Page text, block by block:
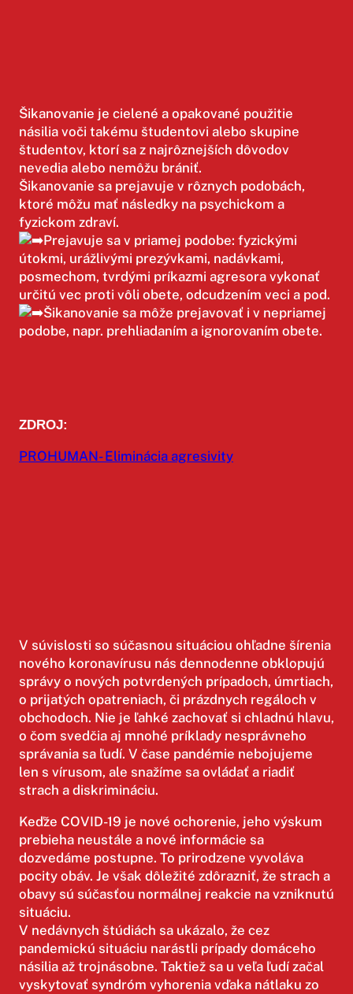
Šikanovanie je cielené a opakované použitie
násilia voči takému študentovi alebo skupine
študentov, ktorí sa z najrôznejších dôvodov
nevedia alebo nemôžu brániť.⁣
Šikanovanie sa prejavuje v rôznych podobách,
ktoré môžu mať následky na psychickom a
fyzickom zdraví.
Prejavuje sa v priamej podobe: fyzickými
útokmi, urážlivými prezývkami, nadávkami,
posmechom, tvrdými príkazmi agresora vykonať
určitú vec proti vôli obete, odcudzením veci a pod.
Šikanovanie sa môže prejavovať i v nepriamej
podobe, napr. prehliadaním a ignorovaním obete.
ZDROJ:
PROHUMAN- Eliminácia agresivity
V súvislosti so súčasnou situáciou ohľadne šírenia
nového koronavírusu nás dennodenne obklopujú
správy o nových potvrdených prípadoch, úmrtiach,
o prijatých opatreniach, či prázdnych regáloch v
obchodoch. Nie je ľahké zachovať si chladnú hlavu,
o čom svedčia aj mnohé príklady nesprávneho
správania sa ľudí. V čase pandémie nebojujeme
len s vírusom, ale snažíme sa ovládať a riadiť
strach a diskrimináciu.⁣
Keďže COVID-19 je nové ochorenie, jeho výskum
prebieha neustále a nové informácie sa
dozvedáme postupne. To prirodzene vyvoláva
pocity obáv. Je však dôležité zdôrazniť, že strach a
obavy sú súčasťou normálnej reakcie na vzniknutú
situáciu.⁣
V nedávnych štúdiách sa ukázalo, že cez
pandemickú situáciu narástli prípady domáceho
násilia až trojnásobne. Taktiež sa u veľa ľudí začal
vyskytovať syndróm vyhorenia vďaka nátlaku zo